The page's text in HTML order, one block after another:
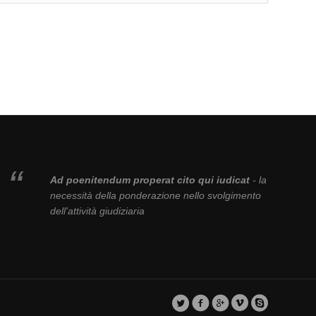
Ad poenitendum properat cito qui iudicat- la
necessità della ponderazione nello svolgimento
dell'attività giudiziaria